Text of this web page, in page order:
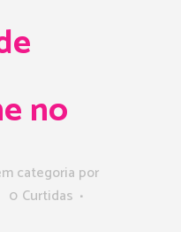
no
categoria por
0 Curtidas